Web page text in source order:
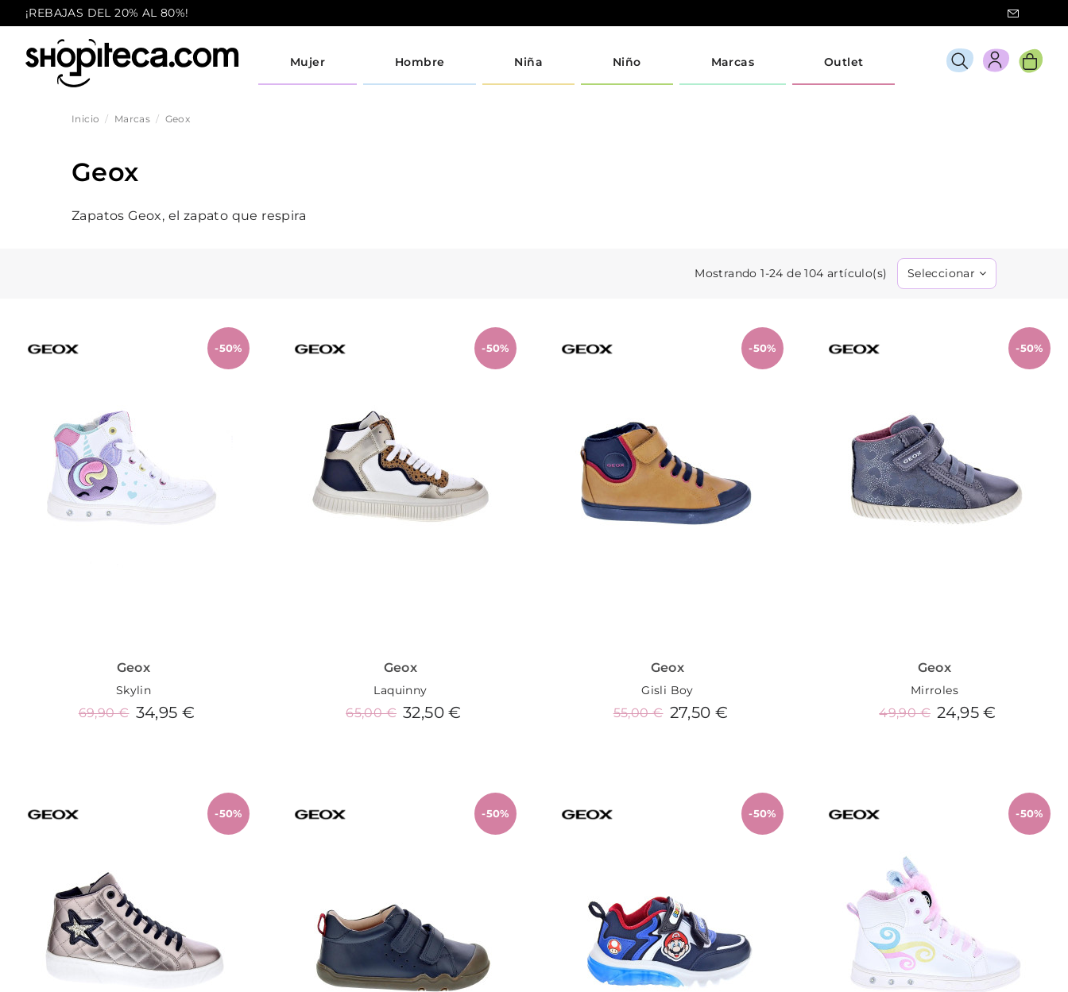
¡REBAJAS DEL 20% AL 80%!
Mujer Hombre Niña Niño Marcas Outlet
Inicio Marcas Geox
Geox
Zapatos Geox, el zapato que respira
Mostrando 1-24 de 104 artículo(s) Seleccionar
-50%
Geox
Skylin
34,95 €
69,90 €
-50%
Geox
Laquinny
32,50 €
65,00 €
-50%
Geox
Gisli Boy
27,50 €
55,00 €
-50%
Geox
Mirroles
24,95 €
49,90 €
-50% -50% -50% -50%